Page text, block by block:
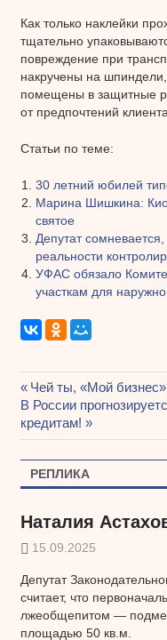
Как только наклейки
тщательно
повреждение при
накручены на
помещены в защитные
от предпочтений клиента.
Статьи по теме:
30 летний юбилей
Марина Шишкина:
святое
Депутат
реальности
УФАС обязало
участкам для
Навигация
по
записям
Предыдущая
запись:
Чей ты, «Мой
Следующая
запись:
В России
кредитам!
РЕПЛИКА
Наталия
15.09.2025
Депутат
считает, что
лжеобщепитом —
площадью 50 кв.м.